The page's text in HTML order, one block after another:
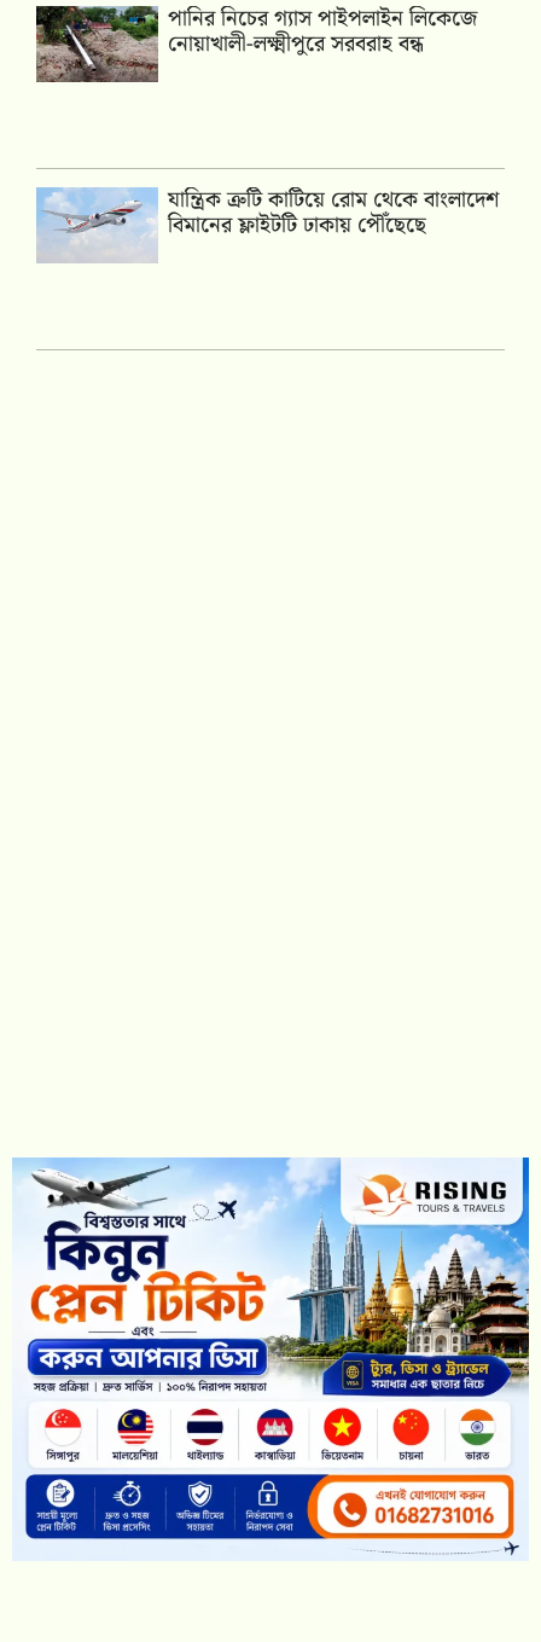
পানির নিচের গ্যাস পাইপলাইন লিকেজে
নোয়াখালী-লক্ষ্মীপুরে সরবরাহ বন্ধ
যান্ত্রিক ত্রুটি কাটিয়ে রোম থেকে বাংলাদেশ
বিমানের ফ্লাইটটি ঢাকায় পৌঁছেছে